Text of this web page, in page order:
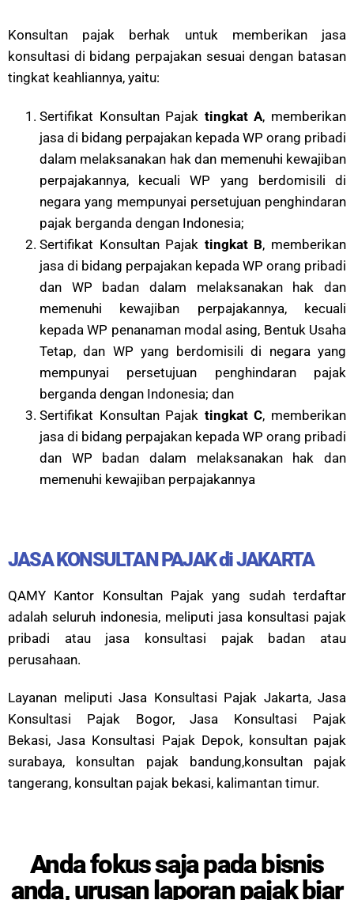
Konsultan pajak berhak untuk memberikan jasa
konsultasi di bidang perpajakan sesuai dengan batasan
tingkat keahliannya, yaitu:
Sertifikat Konsultan Pajak tingkat A, memberikan
jasa di bidang perpajakan kepada WP orang pribadi
dalam melaksanakan hak dan memenuhi kewajiban
perpajakannya, kecuali WP yang berdomisili di
negara yang mempunyai persetujuan penghindaran
pajak berganda dengan Indonesia;
Sertifikat Konsultan Pajak tingkat B, memberikan
jasa di bidang perpajakan kepada WP orang pribadi
dan WP badan dalam melaksanakan hak dan
memenuhi kewajiban perpajakannya, kecuali
kepada WP penanaman modal asing, Bentuk Usaha
Tetap, dan WP yang berdomisili di negara yang
mempunyai persetujuan penghindaran pajak
berganda dengan Indonesia; dan
Sertifikat Konsultan Pajak tingkat C, memberikan
jasa di bidang perpajakan kepada WP orang pribadi
dan WP badan dalam melaksanakan hak dan
memenuhi kewajiban perpajakannya
JASA KONSULTAN PAJAK di JAKARTA
QAMY Kantor Konsultan Pajak yang sudah terdaftar
adalah seluruh indonesia, meliputi jasa konsultasi pajak
pribadi atau jasa konsultasi pajak badan atau
perusahaan.
Layanan meliputi Jasa Konsultasi Pajak Jakarta, Jasa
Konsultasi Pajak Bogor,Jasa Konsultasi Pajak
Bekasi,Jasa Konsultasi Pajak Depok, konsultan pajak
surabaya, konsultan pajak bandung,konsultan pajak
tangerang, konsultan pajak bekasi, kalimantan timur.
Anda fokus saja pada bisnis
anda, urusan laporan pajak biar